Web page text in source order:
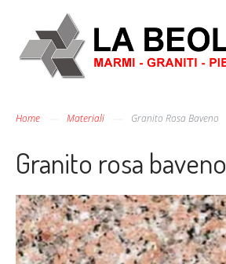
Home Materiali Granito Rosa Baveno
Granito rosa baveno